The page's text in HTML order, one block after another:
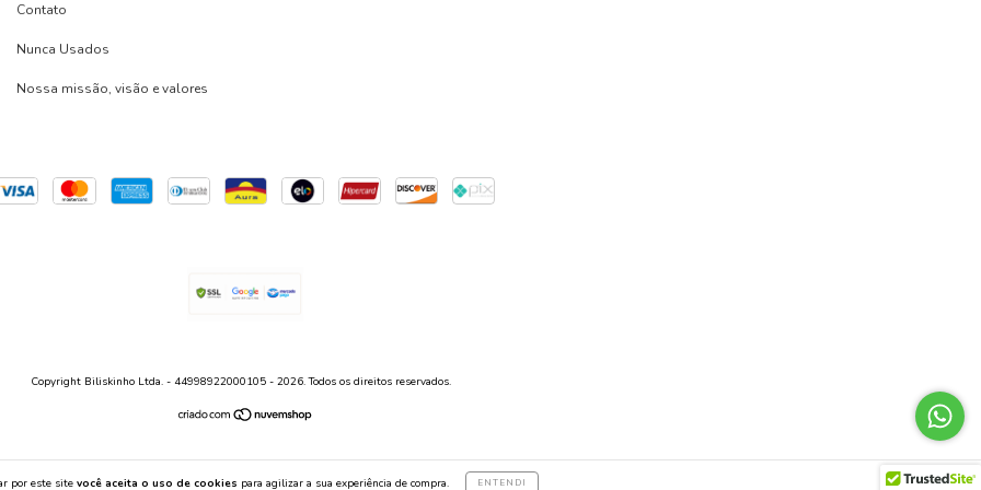
por este site você aceita o uso de cookies para agilizar a sua experiência de compra. ENTENDI
Contato
Nunca Usados
Nossa missão, visão e valores
Copyright Biliskinho Ltda. - 44998922000105 - 2026. Todos os direitos reservados.